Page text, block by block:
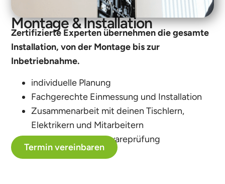
Montage & Installation
Zertifizierte Experten übernehmen die gesamte
Installation, von der Montage bis zur
Inbetriebnahme.
individuelle Planung
Fachgerechte Einmessung und Installation
Zusammenarbeit mit deinen Tischlern,
Elektrikern und Mitarbeitern
Hardware und Softwareprüfung​
Termin vereinbaren